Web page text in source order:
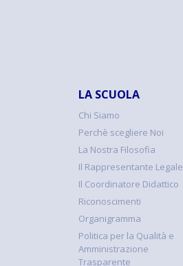
LA SCUOLA
Chi Siamo
Perchè scegliere Noi
La Nostra Filosofia
Il Rappresentante Legale
Il Coordinatore Didattico
Riconoscimenti
Organigramma
Politica per la Qualità e
Amministrazione
Trasparente